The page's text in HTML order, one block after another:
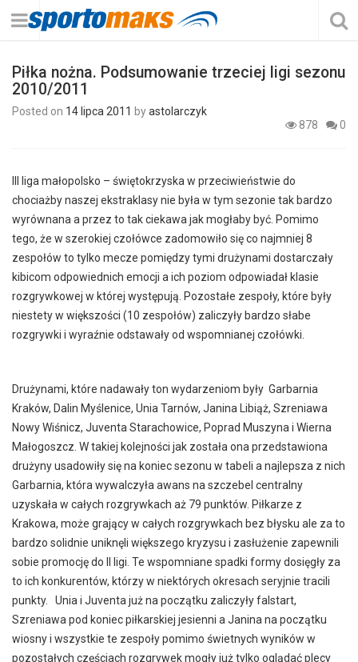
Piłka nożna. Podsumowanie trzeciej ligi sezonu
2010/2011
Posted on 14 lipca 2011 byastolarczyk
878
0
III liga małopolsko – świętokrzyska w przeciwieństwie do
chociażby naszej ekstraklasy nie była w tym sezonie tak bardzo
wyrównana a przez to tak ciekawa jak mogłaby być. Pomimo
tego, że w szerokiej czołówce zadomowiło się co najmniej 8
zespołów to tylko mecze pomiędzy tymi drużynami dostarczały
kibicom odpowiednich emocji a ich poziom odpowiadał klasie
rozgrywkowej w której występują. Pozostałe zespoły, które były
niestety w większości (10 zespołów) zaliczyły bardzo słabe
rozgrywki i wyraźnie odstawały od wspomnianej czołówki.
Drużynami, które nadawały ton wydarzeniom były Garbarnia
Kraków, Dalin Myślenice, Unia Tarnów, Janina Libiąż, Szreniawa
Nowy Wiśnicz, Juventa Starachowice, Poprad Muszyna i Wierna
Małogoszcz. W takiej kolejności jak została ona przedstawiona
drużyny usadowiły się na koniec sezonu w tabeli a najlepsza z nich
Garbarnia, która wywalczyła awans na szczebel centralny
uzyskała w całych rozgrywkach aż 79 punktów. Piłkarze z
Krakowa, może grający w całych rozgrywkach bez błysku ale za to
bardzo solidnie uniknęli większego kryzysu i zasłużenie zapewnili
sobie promocję do II ligi. Te wspomniane spadki formy dosięgły za
to ich konkurentów, którzy w niektórych okresach seryjnie tracili
punkty. Unia i Juventa już na początku zaliczyły falstart,
Szreniawa pod koniec piłkarskiej jesienni a Janina na początku
wiosny i wszystkie te zespoły pomimo świetnych wyników w
pozostałych częściach rozgrywek mogły już tylko oglądać plecy